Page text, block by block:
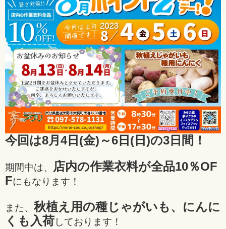
今回は8月4日(金)～6日(日)の3日間！
期間中は、
店内の作業衣料が全品10％OF
Fにもなります！
また、 秋植え用の種じゃがいも、にんに
くも入荷しております！